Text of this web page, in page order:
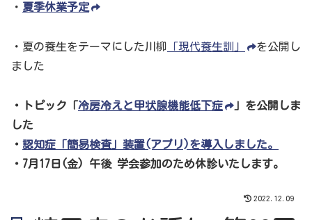
・ 夏季休業予定
・夏の養生をテーマにした川柳 「現代養生訓」
を公開し
ました
・トピック「冷房冷えと甲状腺機能低下症
」を公開しま
した
・ 認知症「簡易検査」装置(アプリ)を導入しました。
・7月17日(金) 午後 学会参加のため休診いたします。
2022.12.09